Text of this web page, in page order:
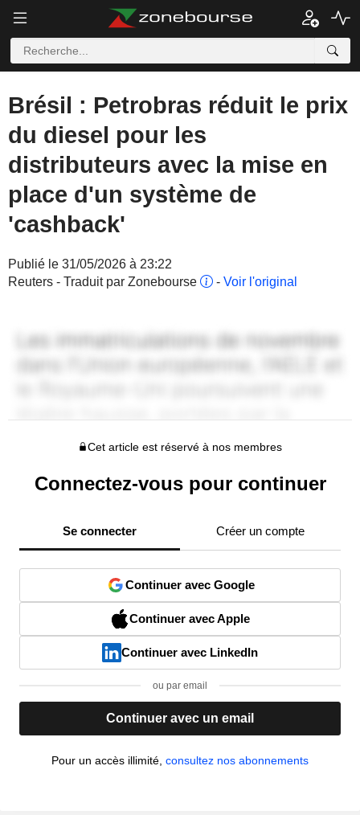
Brésil : Petrobras réduit le prix
du diesel pour les
distributeurs avec la mise en
place d'un système de
'cashback'
Publié le 31/05/2026 à 23:22
Reuters - Traduit par Zonebourse
- Voir l'original
Cet article est réservé à nos membres
Connectez-vous pour continuer
Se connecter Créer un compte
Continuer avec Google
Continuer avec Apple
Continuer avec LinkedIn
ou par email
Continuer avec un email
Pour un accès illimité, consultez nos abonnements